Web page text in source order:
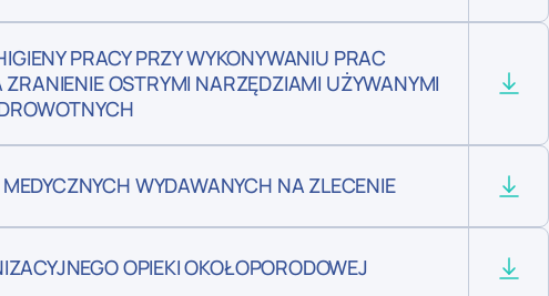
PRACY PRZY WYKONYWANIU PRAC
OSTRYMI NARZĘDZIAMI UŻYWANYMI
WYDAWANYCH NA ZLECENIE
OPIEKI OKOŁOPORODOWEJ